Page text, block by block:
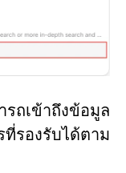
เข้าถึงข้อมูล
รองรับได้ตาม